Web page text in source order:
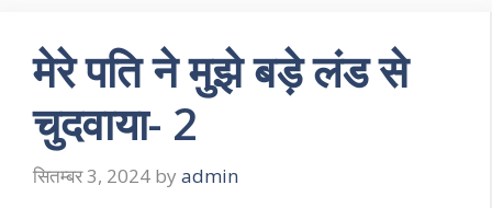
मेरे पति ने मुझे बड़े लंड से
चुदवाया- 2
सितम्बर 3, 2024 by admin